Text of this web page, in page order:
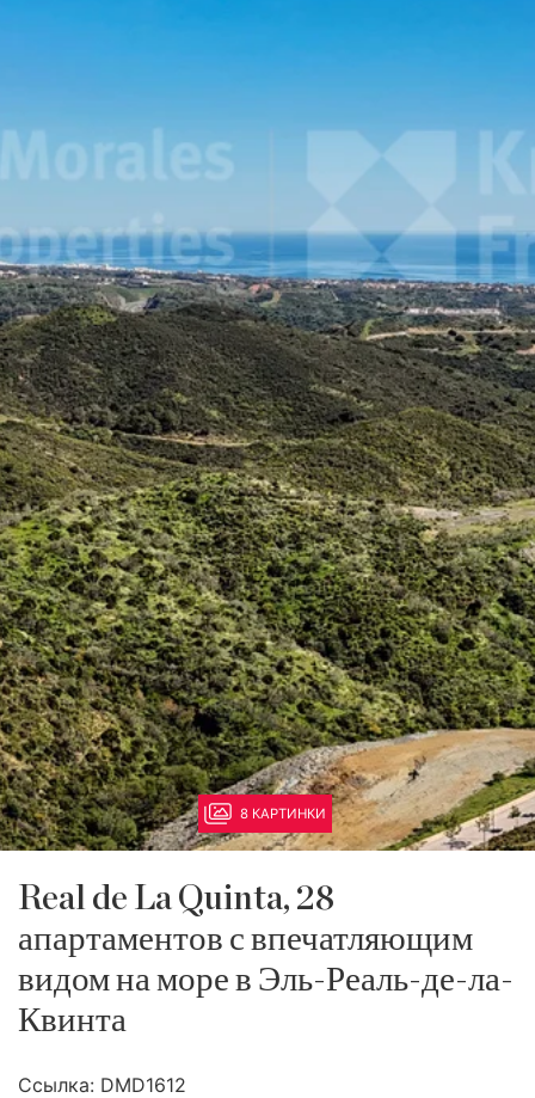
8 КАРТИНКИ
Real de La Quinta, 28
апартаментов с впечатляющим
видом на море в Эль-Реаль-де-ла-
Квинта
Ссылка: DMD1612